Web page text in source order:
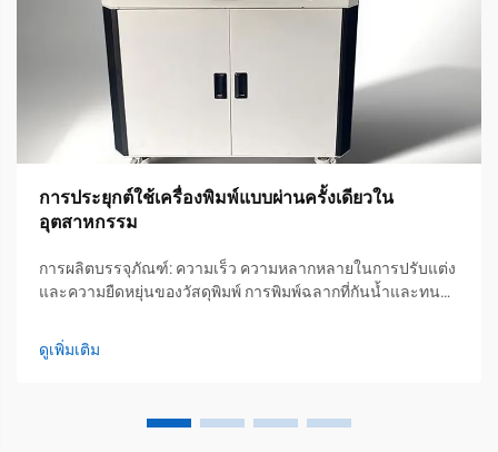
การประยุกต์ใช้เครื่องพิมพ์แบบผ่านครั้งเดียวใน
อุตสาหกรรม
การผลิตบรรจุภัณฑ์: ความเร็ว ความหลากหลายในการปรับแต่ง
และความยืดหยุ่นของวัสดุพิมพ์ การพิมพ์ฉลากที่กันน้ำและทน
มีประสิทธิภาพสูงมากในการผลิตฉลากพิเศษที่จำเป็นสำหรับ
สภาพแวดล้อมเชิงอุตสาหกรรมที่ท้าทาย เครื่องจักรเหล่านี้
ดูเพิ่มเติม